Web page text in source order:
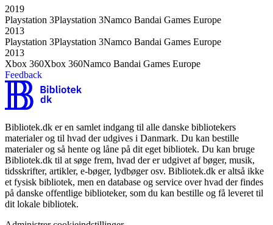
2019
Playstation 3Playstation 3Namco Bandai Games Europe
2013
Playstation 3Playstation 3Namco Bandai Games Europe
2013
Xbox 360Xbox 360Namco Bandai Games Europe
Feedback
Bibliotek.dk er en samlet indgang til alle danske bibliotekers
materialer og til hvad der udgives i Danmark. Du kan bestille
materialer og så hente og låne på dit eget bibliotek. Du kan bruge
Bibliotek.dk til at søge frem, hvad der er udgivet af bøger, musik,
tidsskrifter, artikler, e-bøger, lydbøger osv. Bibliotek.dk er altså ikke
et fysisk bibliotek, men en database og service over hvad der findes
på danske offentlige biblioteker, som du kan bestille og få leveret til
dit lokale bibliotek.